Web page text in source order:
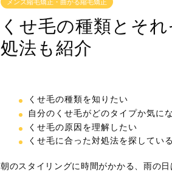
メンズ縮毛矯正・曲がる縮毛矯正
くせ毛の種類とそ
処法も紹介
くせ毛の種類を知りたい
自分のくせ毛がどのタイプか気に
くせ毛の原因を理解したい
くせ毛に合った対処法を探している
朝のスタイリングに時間がかかる、雨の